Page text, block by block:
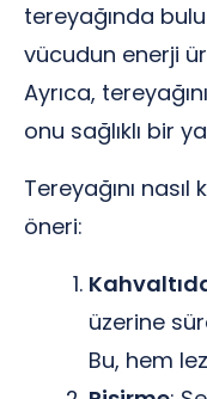
tereyağında
vücudun enerji
Ayrıca,
onu sağlıklı bir
Tereyağını nasıl
öneri:
üzerine
Bu, hem